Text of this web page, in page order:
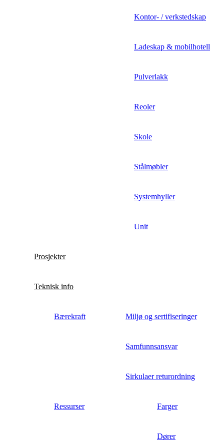
Kontor- / verkstedskap
Ladeskap & mobilhotell
Pulverlakk
Reoler
Skole
Stålmøbler
Systemhyller
Unit
Prosjekter
Teknisk info
Bærekraft Miljø og sertifiseringer
Samfunnsansvar
Sirkulaer returordning
Ressurser Farger
Dører